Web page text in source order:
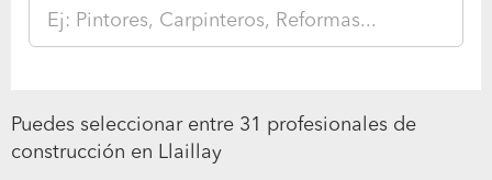
Puedes seleccionar entre 31 profesionales de
construcción en Llaillay